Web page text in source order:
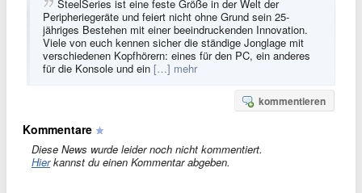
SteelSeries ist eine feste Größe in der Welt der
Peripheriegeräte und feiert nicht ohne Grund sein 25-
jähriges Bestehen mit einer beeindruckenden Innovation.
Viele von euch kennen sicher die ständige Jonglage mit
verschiedenen Kopfhörern: eines für den PC, ein anderes
für die Konsole und ein […] mehr
kommentieren
Kommentare
Diese News wurde leider noch nicht kommentiert.
Hierkannst du einen Kommentar abgeben.